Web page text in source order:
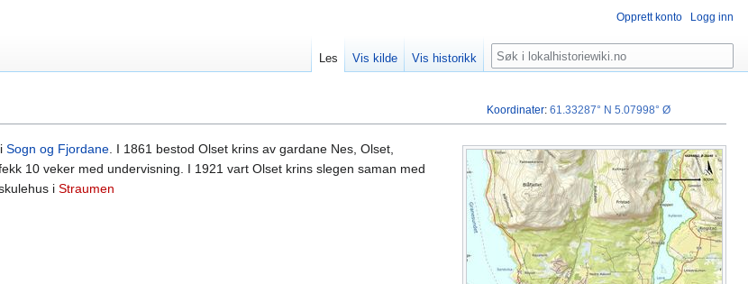
i Sogn og Fjordane. I 1861 bestod Olset krins av gardane Nes, Olset,
10 veker med undervisning. I 1921 vart Olset krins slegen saman med
i Straumen
Koordinater:61.33287° N 5.07998° Ø
Opprett konto Logg inn
Les Vis kilde Vis historikk Søk